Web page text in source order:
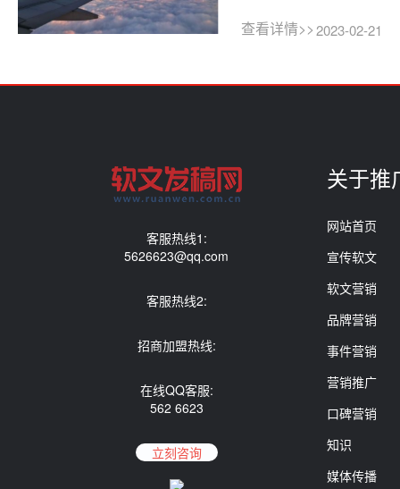
蛛猴、长鼻猴、金丝...
查看详情>>2023-02-21
客服热线1:
5626623@qq.com
客服热线2:
招商加盟热线:
在线QQ客服:
562 6623
立刻咨询
关于推
网站首页
宣传软文
软文营销
品牌营销
事件营销
营销推广
口碑营销
知识
媒体传播